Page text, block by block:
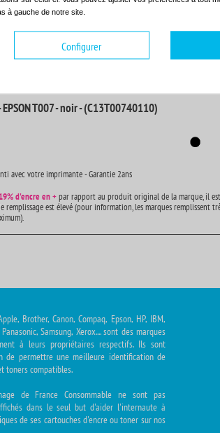
EPSON STYLUS PHOTO 875 DCS
T007 - noir - (C13T00740110)
avec votre imprimante - Garantie 2ans
19% d'encre en +par rapport au produit original de la marque, il
remplissage est élevé (pour information, les marques remplissent
Brother, Canon, Compaq, Epson, HP, IBM,
Samsung, Xerox.... sont des marques
à leurs propriétaires respectifs. Ils sont
de permettre une meilleure identification de
toners compatibles.
de France Consommable ne sont pas
dans le seul but d'aider l'internaute à
de ses cartouches d'encre ou toner sur nos
à gauche de notre site.
Configurer